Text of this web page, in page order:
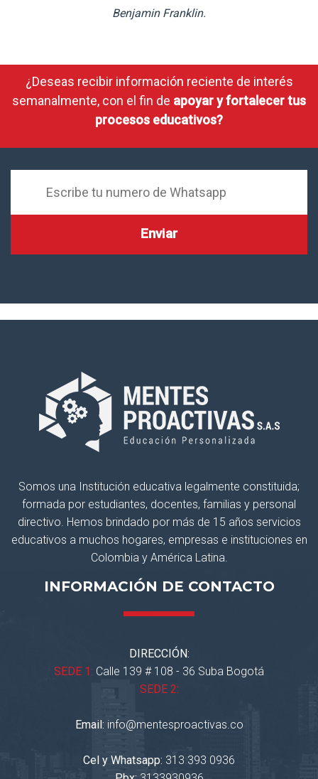
Benjamin Franklin.
¿Deseas recibir información reciente de interés
semanalmente, con el fin de apoyar y fortalecer tus
procesos educativos?
Somos una Institución educativa legalmente constituida;
formada por estudiantes, docentes, familias y personal
directivo. Hemos brindado por más de 15 años servicios
educativos a muchos hogares, empresas e instituciones en
Colombia y América Latina.
INFORMACIÓN DE CONTACTO
DIRECCIÓN:
SEDE 1: Calle 139 # 108 - 36 Suba Bogotá
SEDE 2:
Email: info@mentesproactivas.co
Cel y Whatsapp: 313 393 0936